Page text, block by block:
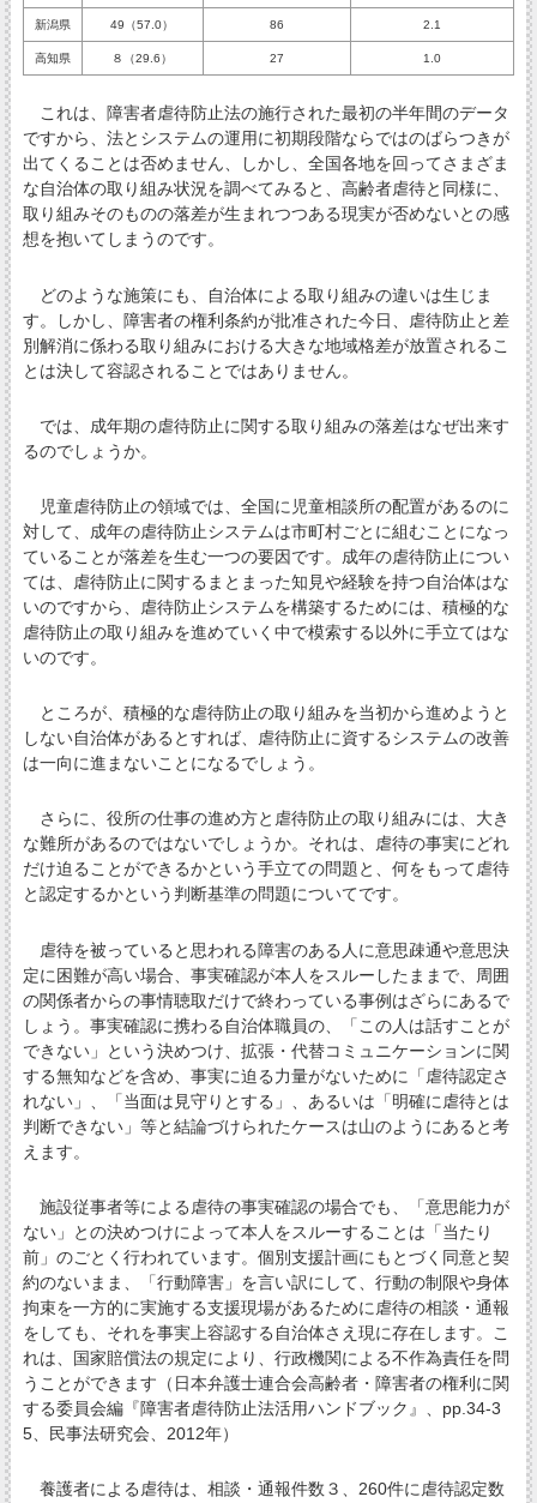
新潟県 49（57.0） 86 2.1
高知県 ８（29.6） 27 1.0
これは、障害者虐待防止法の施行された最初の半年間のデータ
ですから、法とシステムの運用に初期段階ならではのばらつきが
出てくることは否めません、しかし、全国各地を回ってさまざま
な自治体の取り組み状況を調べてみると、高齢者虐待と同様に、
取り組みそのものの落差が生まれつつある現実が否めないとの感
想を抱いてしまうのです。
どのような施策にも、自治体による取り組みの違いは生じま
す。しかし、障害者の権利条約が批准された今日、虐待防止と差
別解消に係わる取り組みにおける大きな地域格差が放置されるこ
とは決して容認されることではありません。
では、成年期の虐待防止に関する取り組みの落差はなぜ出来す
るのでしょうか。
児童虐待防止の領域では、全国に児童相談所の配置があるのに
対して、成年の虐待防止システムは市町村ごとに組むことになっ
ていることが落差を生む一つの要因です。成年の虐待防止につい
ては、虐待防止に関するまとまった知見や経験を持つ自治体はな
いのですから、虐待防止システムを構築するためには、積極的な
虐待防止の取り組みを進めていく中で模索する以外に手立てはな
いのです。
ところが、積極的な虐待防止の取り組みを当初から進めようと
しない自治体があるとすれば、虐待防止に資するシステムの改善
は一向に進まないことになるでしょう。
さらに、役所の仕事の進め方と虐待防止の取り組みには、大き
な難所があるのではないでしょうか。それは、虐待の事実にどれ
だけ迫ることができるかという手立ての問題と、何をもって虐待
と認定するかという判断基準の問題についてです。
虐待を被っていると思われる障害のある人に意思疎通や意思決
定に困難が高い場合、事実確認が本人をスルーしたままで、周囲
の関係者からの事情聴取だけで終わっている事例はざらにあるで
しょう。事実確認に携わる自治体職員の、「この人は話すことが
できない」という決めつけ、拡張・代替コミュニケーションに関
する無知などを含め、事実に迫る力量がないために「虐待認定さ
れない」、「当面は見守りとする」、あるいは「明確に虐待とは
判断できない」等と結論づけられたケースは山のようにあると考
えます。
施設従事者等による虐待の事実確認の場合でも、「意思能力が
ない」との決めつけによって本人をスルーすることは「当たり
前」のごとく行われています。個別支援計画にもとづく同意と契
約のないまま、「行動障害」を言い訳にして、行動の制限や身体
拘束を一方的に実施する支援現場があるために虐待の相談・通報
をしても、それを事実上容認する自治体さえ現に存在します。こ
れは、国家賠償法の規定により、行政機関による不作為責任を問
うことができます（日本弁護士連合会高齢者・障害者の権利に関
する委員会編『障害者虐待防止法活用ハンドブック』、pp.34-3
5、民事法研究会、2012年）
養護者による虐待は、相談・通報件数３、260件に虐待認定数